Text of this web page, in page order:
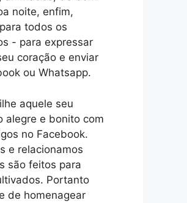
noite, enfim,
todos os
- para expressar
coração e enviar
ou Whatsapp.
aquele seu
alegre e bonito com
no Facebook.
e relacionamos
são feitos para
Portanto
de homenagear